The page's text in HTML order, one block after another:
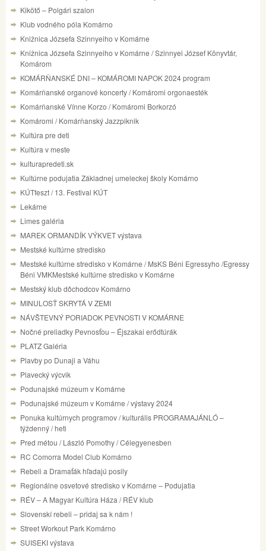
Kikötő – Polgári szalon
Klub vodného póla Komárno
Knižnica Józsefa Szinnyeiho v Komárne
Knižnica Józsefa Szinnyeiho v Komárne / Szinnyei József Könyvtár,
Komárom
KOMÁRŇANSKÉ DNI – KOMÁROMI NAPOK 2024 program
Komárňanské organové koncerty / Komáromi orgonaesték
Komárňanské Vínne Korzo / Komáromi Borkorzó
Komáromi / Komárňanský Jazzpiknik
Kultúra pre deti
Kultúra v meste
kulturapredeti.sk
Kultúrne podujatia Základnej umeleckej školy Komárno
KÚTfeszt / 13. Festival KÚT
Lekárne
Limes galéria
MAREK ORMANDÍK VÝKVET výstava
Mestské kultúrne stredisko
Mestské kultúrne stredisko v Komárne / MsKS Béni Egressyho /Egressy
Béni VMKMestské kultúrne stredisko v Komárne
Mestský klub dôchodcov Komárno
MINULOSŤ SKRYTÁ V ZEMI
NÁVŠTEVNÝ PORIADOK PEVNOSTI V KOMÁRNE
Nočné preliadky Pevnosťou – Éjszakai erődtúrák
PLATZ Galéria
Plavby po Dunaji a Váhu
Plavecký výcvik
Podunajské múzeum v Komárne
Podunajské múzeum v Komárne / výstavy 2024
Ponuka kultúrnych programov / kulturális PROGRAMAJÁNLÓ –
týždenný / heti
Pred métou / László Pomothy / Célegyenesben
RC Comorra Model Club Komárno
Rebeli a Dramaťák hľadajú posily
Regionálne osvetové stredisko v Komárne – Podujatia
RÉV – A Magyar Kultúra Háza / RÉV klub
Slovenskí rebeli – pridaj sa k nám !
Street Workout Park Komárno
SUISEKI výstava